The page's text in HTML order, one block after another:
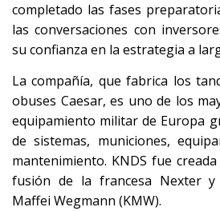
completado las fases
las conversaciones con
su confianza en la estrategia a
La compañía, que fabrica los
obuses Caesar, es uno de los
equipamiento militar de Europa
de sistemas, municiones,
mantenimiento. KNDS fue
fusión de la francesa Nexter y
Maffei Wegmann (KMW).